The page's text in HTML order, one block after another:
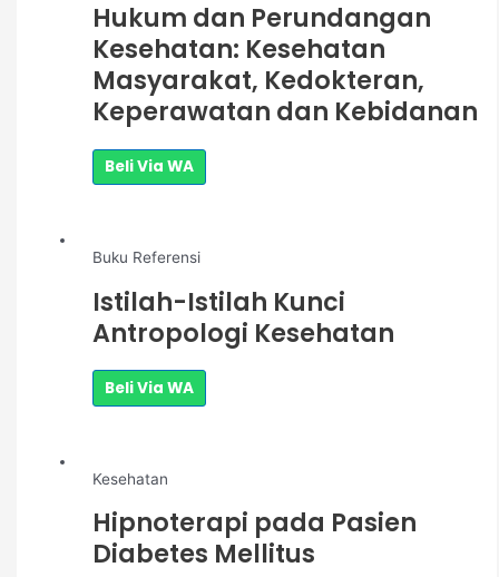
Hukum dan Perundangan
Kesehatan: Kesehatan
Masyarakat, Kedokteran,
Keperawatan dan Kebidanan
Beli Via WA
Buku Referensi
Istilah-Istilah Kunci
Antropologi Kesehatan
Beli Via WA
Kesehatan
Hipnoterapi pada Pasien
Diabetes Mellitus